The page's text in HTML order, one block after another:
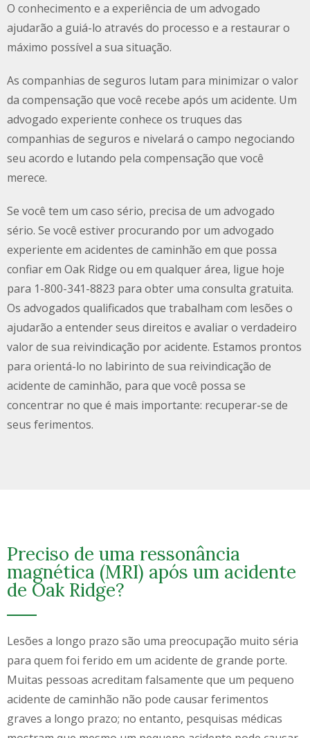
O conhecimento e a experiência de um advogado
ajudarão a guiá-lo através do processo e a restaurar o
máximo possível a sua situação.
As companhias de seguros lutam para minimizar o valor
da compensação que você recebe após um acidente. Um
advogado experiente conhece os truques das
companhias de seguros e nivelará o campo negociando
seu acordo e lutando pela compensação que você
merece.
Se você tem um caso sério, precisa de um advogado
sério. Se você estiver procurando por um advogado
experiente em acidentes de caminhão em que possa
confiar em Oak Ridge ou em qualquer área, ligue hoje
para 1-800-341-8823 para obter uma consulta gratuita.
Os advogados qualificados que trabalham com lesões o
ajudarão a entender seus direitos e avaliar o verdadeiro
valor de sua reivindicação por acidente. Estamos prontos
para orientá-lo no labirinto de sua reivindicação de
acidente de caminhão, para que você possa se
concentrar no que é mais importante: recuperar-se de
seus ferimentos.
Lesões a longo prazo são uma preocupação muito séria
para quem foi ferido em um acidente de grande porte.
Muitas pessoas acreditam falsamente que um pequeno
acidente de caminhão não pode causar ferimentos
graves a longo prazo; no entanto, pesquisas médicas
Preciso de uma ressonância
magnética (MRI) após um acidente
de Oak Ridge?